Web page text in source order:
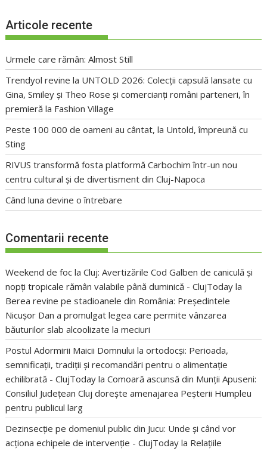
Articole recente
Urmele care rămân: Almost Still
Trendyol revine la UNTOLD 2026: Colecții capsulă lansate cu
Gina, Smiley și Theo Rose și comercianți români parteneri, în
premieră la Fashion Village
Peste 100 000 de oameni au cântat, la Untold, împreună cu
Sting
RIVUS transformă fosta platformă Carbochim într-un nou
centru cultural și de divertisment din Cluj-Napoca
Când luna devine o întrebare
Comentarii recente
Weekend de foc la Cluj: Avertizările Cod Galben de caniculă și
nopți tropicale rămân valabile până duminică - ClujToday la
Berea revine pe stadioanele din România: Președintele
Nicușor Dan a promulgat legea care permite vânzarea
băuturilor slab alcoolizate la meciuri
Postul Adormirii Maicii Domnului la ortodocși: Perioada,
semnificații, tradiții și recomandări pentru o alimentație
echilibrată - ClujToday laComoară ascunsă din Munții Apuseni:
Consiliul Județean Cluj dorește amenajarea Peșterii Humpleu
pentru publicul larg
Dezinsecție pe domeniul public din Jucu: Unde și când vor
acționa echipele de intervenție - ClujToday la Relațiile